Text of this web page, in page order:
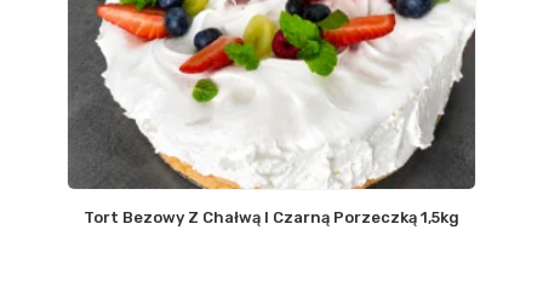
Tort Bezowy Z Chałwą I Czarną Porzeczką 1,5kg